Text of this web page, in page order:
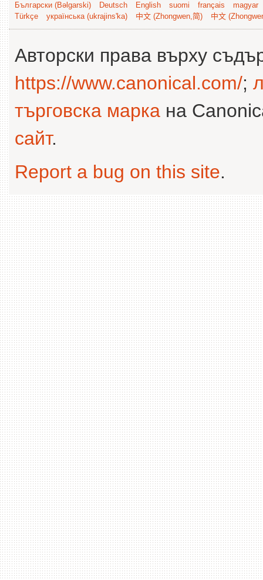
Български (Bəlgarski) Deutsch English suomi français
magyar
Türkçe
українська (ukrajins'ka) 中文 (Zhongwen,简) 中文
Авторски права върху
https://www.canonical.com/;
търговска марка на
сайт.
Report a bug on this site.